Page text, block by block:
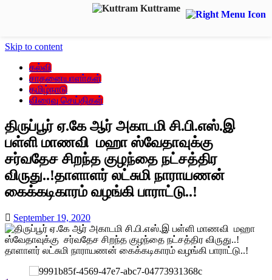
Skip to content
கல்வி
சாதனையாளா்கள்
தமிழ்நாடு
விரைவு செய்திகள்
திருப்பூர் ஏ.கே ஆர் அகாடமி சி.பி.எஸ்.இ
பள்ளி மாணவி மஹா ஸ்வேதாவுக்கு
சர்வதேச சிறந்த குழந்தை நட்சத்திர
விருது..!தாளாளர் லட்சுமி நாராயணன்
கைக்கடிகாரம் வழங்கி பாராட்டு..!
September 19, 2020